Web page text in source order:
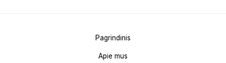
Pagrindinis
Apie mus